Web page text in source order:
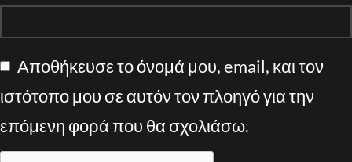
Αποθήκευσε το όνομά μου, email, και τον
ιστότοπο μου σε αυτόν τον πλοηγό για την
επόμενη φορά που θα σχολιάσω.